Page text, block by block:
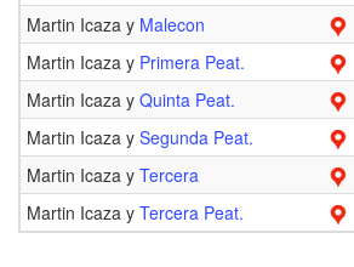
Martin Icaza y Malecon
Martin Icaza y Primera Peat.
Martin Icaza y Quinta Peat.
Martin Icaza y Segunda Peat.
Martin Icaza y Tercera
Martin Icaza y Tercera Peat.